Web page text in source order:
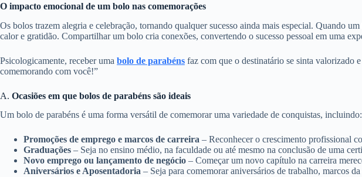
O impacto emocional de um bolo nas comemorações
Os bolos trazem alegria e celebração, tornando qualquer sucesso ainda mais especial. Quando
calor e gratidão. Compartilhar um bolo cria conexões, convertendo o sucesso pessoal em uma
Psicologicamente, receber uma bolo de parabéns faz com que o destinatário se sinta valorizado
comemorando com você!”
A. Ocasiões em que bolos de parabéns são ideais
Um bolo de parabéns é uma forma versátil de comemorar uma variedade de conquistas, incluindo:
Promoções de emprego e marcos de carreira – Reconhecer o crescimento profissional
Graduações – Seja no ensino médio, na faculdade ou até mesmo na conclusão de uma
Novo emprego ou lançamento de negócio – Começar um novo capítulo na carreira
Aniversários e Aposentadoria – Seja para comemorar aniversários de trabalho, marcos